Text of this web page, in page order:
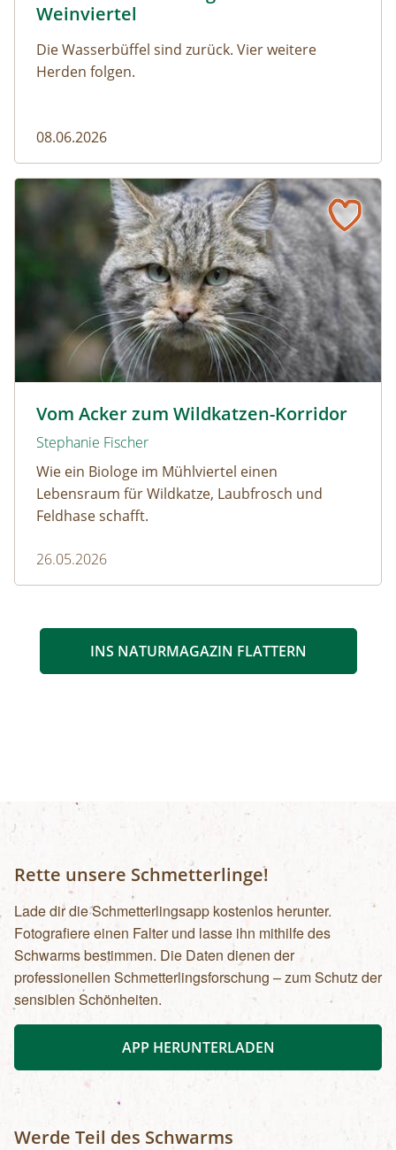
Weinviertel
Die Wasserbüffel sind zurück. Vier weitere
Herden folgen.
08.06.2026
Vom Acker zum Wildkatzen-Korridor
Stephanie Fischer
Wie ein Biologe im Mühlviertel einen
Lebensraum für Wildkatze, Laubfrosch und
Feldhase schafft.
26.05.2026
Vom Acker zum Wildkatzen-Korridor
INS NATURMAGAZIN FLATTERN
Rette unsere Schmetterlinge!
Lade dir die Schmetterlingsapp kostenlos herunter.
Fotografiere einen Falter und lasse ihn mithilfe des
Schwarms bestimmen. Die Daten dienen der
professionellen Schmetterlingsforschung – zum Schutz der
sensiblen Schönheiten.
APP HERUNTERLADEN
Werde Teil des Schwarms